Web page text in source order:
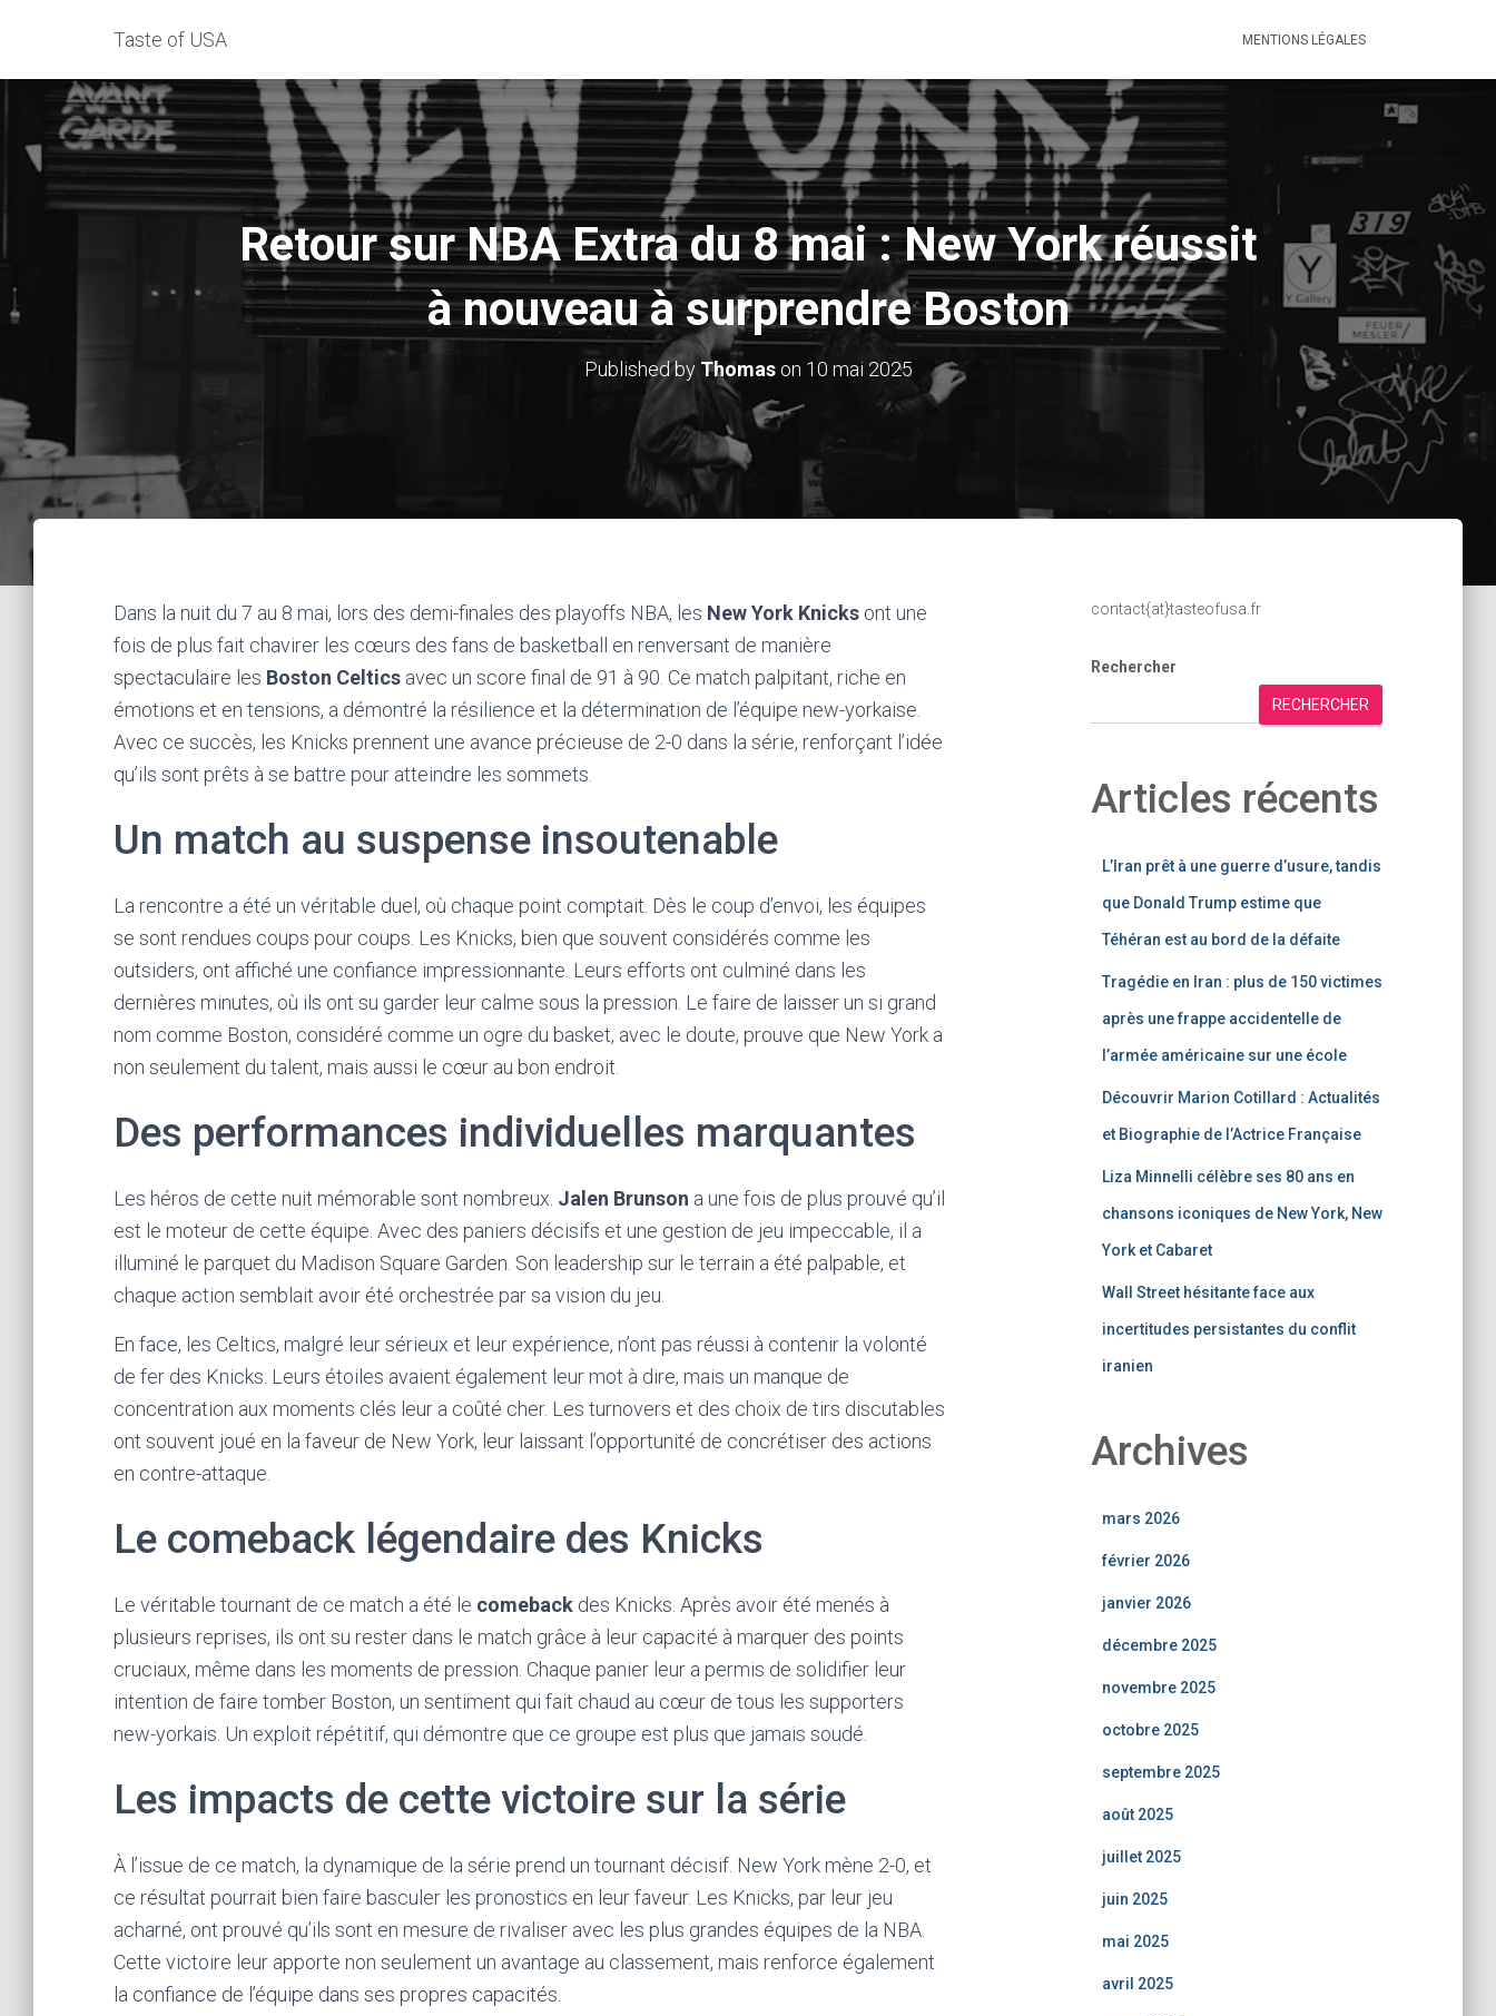
Taste of USA MENTIONS LÉGALES
Retour sur NBA Extra du 8 mai : New York réussit
à nouveau à surprendre Boston
Published by Thomason 10 mai 2025
Dans la nuit du 7 au 8 mai, lors des demi-finales des playoffs NBA, les New York Knicks ont une
fois de plus fait chavirer les cœurs des fans de basketball en renversant de manière
spectaculaire les Boston Celtics avec un score final de 91 à 90. Ce match palpitant, riche en
émotions et en tensions, a démontré la résilience et la détermination de l’équipe new-yorkaise.
Avec ce succès, les Knicks prennent une avance précieuse de 2-0 dans la série, renforçant l’idée
qu’ils sont prêts à se battre pour atteindre les sommets.
Un match au suspense insoutenable
La rencontre a été un véritable duel, où chaque point comptait. Dès le coup d’envoi, les équipes
se sont rendues coups pour coups. Les Knicks, bien que souvent considérés comme les
outsiders, ont affiché une confiance impressionnante. Leurs efforts ont culminé dans les
dernières minutes, où ils ont su garder leur calme sous la pression. Le faire de laisser un si grand
nom comme Boston, considéré comme un ogre du basket, avec le doute, prouve que New York a
non seulement du talent, mais aussi le cœur au bon endroit.
Des performances individuelles marquantes
Les héros de cette nuit mémorable sont nombreux. Jalen Brunson a une fois de plus prouvé qu’il
est le moteur de cette équipe. Avec des paniers décisifs et une gestion de jeu impeccable, il a
illuminé le parquet du Madison Square Garden. Son leadership sur le terrain a été palpable, et
chaque action semblait avoir été orchestrée par sa vision du jeu.
En face, les Celtics, malgré leur sérieux et leur expérience, n’ont pas réussi à contenir la volonté
de fer des Knicks. Leurs étoiles avaient également leur mot à dire, mais un manque de
concentration aux moments clés leur a coûté cher. Les turnovers et des choix de tirs discutables
ont souvent joué en la faveur de New York, leur laissant l’opportunité de concrétiser des actions
en contre-attaque.
Le comeback légendaire des Knicks
Le véritable tournant de ce match a été le comeback des Knicks. Après avoir été menés à
plusieurs reprises, ils ont su rester dans le match grâce à leur capacité à marquer des points
cruciaux, même dans les moments de pression. Chaque panier leur a permis de solidifier leur
intention de faire tomber Boston, un sentiment qui fait chaud au cœur de tous les supporters
new-yorkais. Un exploit répétitif, qui démontre que ce groupe est plus que jamais soudé.
Les impacts de cette victoire sur la série
À l’issue de ce match, la dynamique de la série prend un tournant décisif. New York mène 2-0, et
ce résultat pourrait bien faire basculer les pronostics en leur faveur. Les Knicks, par leur jeu
acharné, ont prouvé qu’ils sont en mesure de rivaliser avec les plus grandes équipes de la NBA.
Cette victoire leur apporte non seulement un avantage au classement, mais renforce également
la confiance de l’équipe dans ses propres capacités.
contact{at}tasteofusa.fr
Rechercher
RECHERCHER
Articles récents
L’Iran prêt à une guerre d’usure, tandis
que Donald Trump estime que
Téhéran est au bord de la défaite
Tragédie en Iran : plus de 150 victimes
après une frappe accidentelle de
l’armée américaine sur une école
Découvrir Marion Cotillard : Actualités
et Biographie de l’Actrice Française
Liza Minnelli célèbre ses 80 ans en
chansons iconiques de New York, New
York et Cabaret
Wall Street hésitante face aux
incertitudes persistantes du conflit
iranien
Archives
mars 2026
février 2026
janvier 2026
décembre 2025
novembre 2025
octobre 2025
septembre 2025
août 2025
juillet 2025
juin 2025
mai 2025
avril 2025